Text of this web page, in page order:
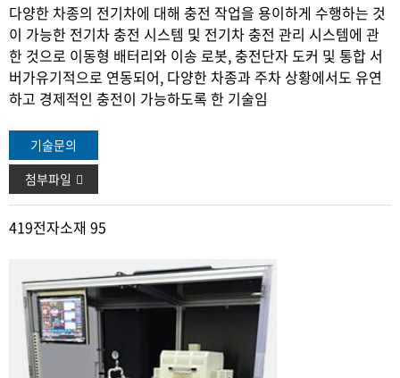
다양한 차종의 전기차에 대해 충전 작업을 용이하게 수행하는 것
이 가능한 전기차 충전 시스템 및 전기차 충전 관리 시스템에 관
한 것으로 이동형 배터리와 이송 로봇, 충전단자 도커 및 통합 서
버가유기적으로 연동되어, 다양한 차종과 주차 상황에서도 유연
하고 경제적인 충전이 가능하도록 한 기술임
기술문의
첨부파일
419전자소재 95